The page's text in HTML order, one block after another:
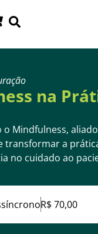
na
Mindfulness,
transformar a
no cuidado ao
R$ 70,00